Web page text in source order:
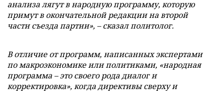
анализа лягут в народную программу, которую
примут в окончательной редакции на второй
части съезда партии», – сказал политолог.
В отличие от программ, написанных экспертами
по макроэкономике или политиками, «народная
программа – это своего рода диалог и
корректировка», когда директивы сверху и